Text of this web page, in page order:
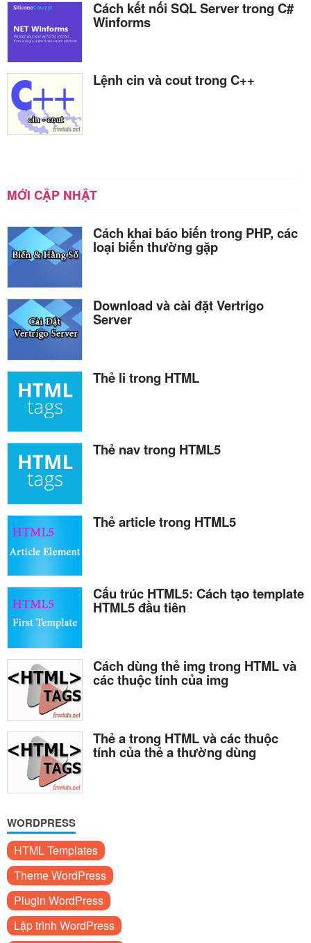
Cách kết nối SQL Server trong C#
Winforms
Lệnh cin và cout trong C++
MỚI CẬP NHẬT
Cách khai báo biến trong PHP, các
loại biến thường gặp
Download và cài đặt Vertrigo
Server
Thẻ li trong HTML
Thẻ nav trong HTML5
Thẻ article trong HTML5
Cấu trúc HTML5: Cách tạo template
HTML5 đầu tiên
Cách dùng thẻ img trong HTML và
các thuộc tính của img
Thẻ a trong HTML và các thuộc
tính của thẻ a thường dùng
WORDPRESS
HTML Templates
Theme WordPress
Plugin WordPress
Lập trình WordPress